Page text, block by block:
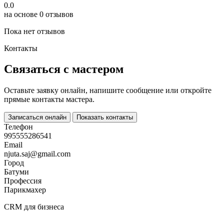
0.0
на основе 0 отзывов
Пока нет отзывов
Контакты
Связаться с мастером
Оставьте заявку онлайн, напишите сообщение или откройте
прямые контакты мастера.
Записаться онлайн Показать контакты
Телефон
995555286541
Email
njuta.saj@gmail.com
Город
Батуми
Профессия
Парикмахер
CRM для бизнеса